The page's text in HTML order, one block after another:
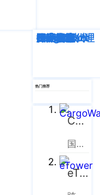
深度解析
企业动态
行业资讯
eTower
CargoWare
跨境电商
国际货运代理
SaaS云技术
国际物流
热门推荐
CargoWare
国际货运代理软件云服务平台
eTower